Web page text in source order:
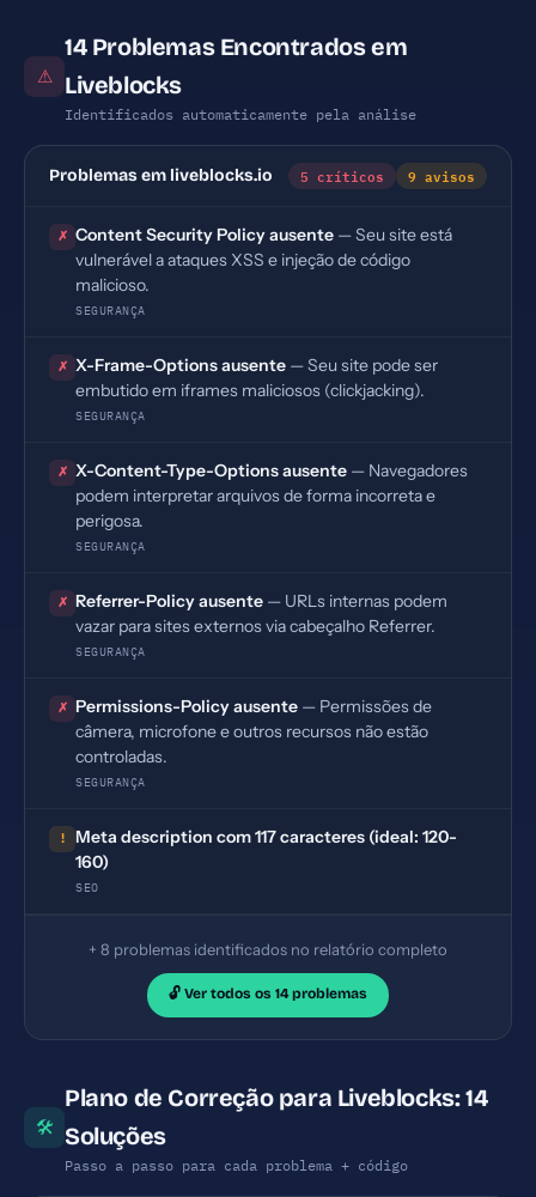
⚠
14 Problemas Encontrados em
Liveblocks
Identificados automaticamente pela análise
Problemas em liveblocks.io 5 críticos 9 avisos
✗ Content Security Policy ausente — Seu site está
vulnerável a ataques XSS e injeção de código
malicioso.
SEGURANÇA
✗ X-Frame-Options ausente — Seu site pode ser
embutido em iframes maliciosos (clickjacking).
SEGURANÇA
✗ X-Content-Type-Options ausente — Navegadores
podem interpretar arquivos de forma incorreta e
perigosa.
SEGURANÇA
✗ Referrer-Policy ausente — URLs internas podem
vazar para sites externos via cabeçalho Referrer.
SEGURANÇA
✗ Permissions-Policy ausente — Permissões de
câmera, microfone e outros recursos não estão
controladas.
SEGURANÇA
!
Meta description com 117 caracteres (ideal: 120-
160)
SEO
+ 8 problemas identificados no relatório completo
🔓 Ver todos os 14 problemas
🛠
Plano de Correção para Liveblocks: 14
Soluções
Passo a passo para cada problema + código